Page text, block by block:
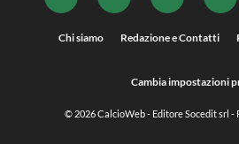
Chi siamo Redazione e Contatti
Cambia impostazioni
© 2026CalcioWeb- Editore Socedit srl -